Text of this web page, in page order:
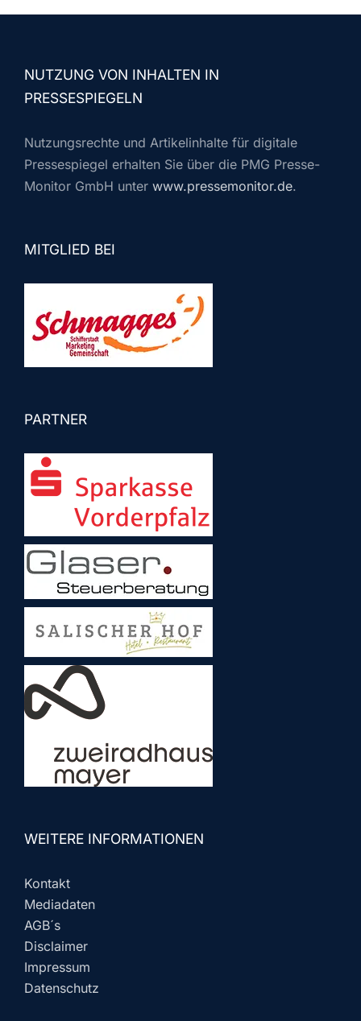
NUTZUNG VON INHALTEN IN
PRESSESPIEGELN
Nutzungsrechte und Artikelinhalte für digitale
Pressespiegel erhalten Sie über die PMG Presse-
Monitor GmbH unter www.pressemonitor.de.
MITGLIED BEI
PARTNER
WEITERE INFORMATIONEN
Kontakt
Mediadaten
AGB´s
Disclaimer
Impressum
Datenschutz